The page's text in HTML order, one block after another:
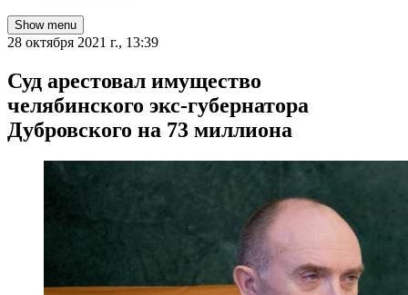
Show menu
28 октября 2021 г., 13:39
​Суд арестовал имущество
челябинского экс-губернатора
Дубровского на 73 миллиона